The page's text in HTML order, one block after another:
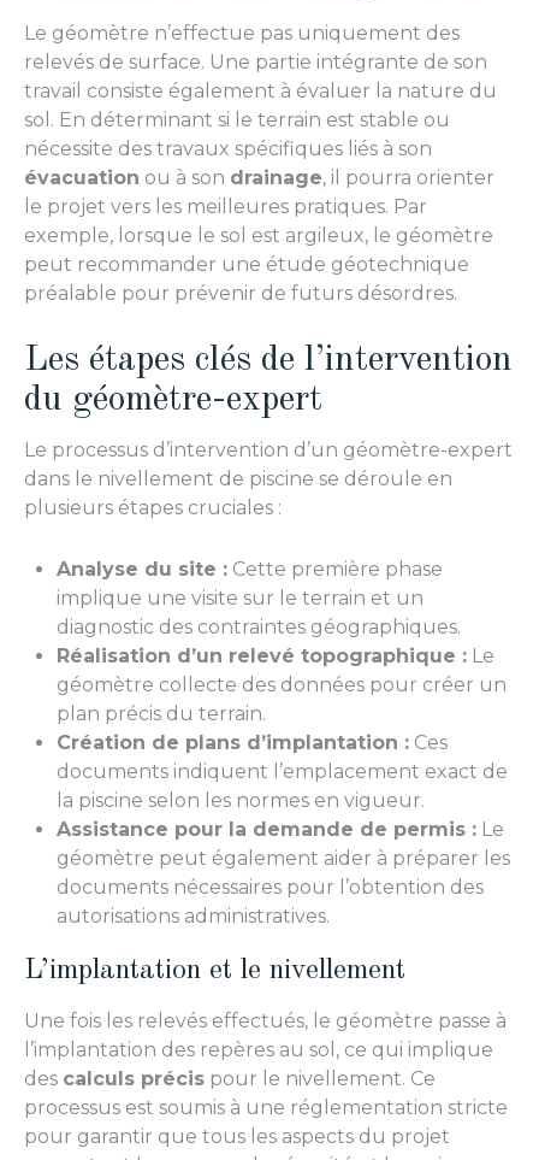
Le géomètre n’effectue pas uniquement des
relevés de surface. Une partie intégrante de son
travail consiste également à évaluer la nature du
sol. En déterminant si le terrain est stable ou
nécessite des travaux spécifiques liés à son
évacuation ou à son drainage, il pourra orienter
le projet vers les meilleures pratiques. Par
exemple, lorsque le sol est argileux, le géomètre
peut recommander une étude géotechnique
préalable pour prévenir de futurs désordres.
Les étapes clés de l’intervention
du géomètre-expert
Le processus d’intervention d’un géomètre-expert
dans le nivellement de piscine se déroule en
plusieurs étapes cruciales :
Analyse du site : Cette première phase
implique une visite sur le terrain et un
diagnostic des contraintes géographiques.
Réalisation d’un relevé topographique : Le
géomètre collecte des données pour créer un
plan précis du terrain.
Création de plans d’implantation : Ces
documents indiquent l’emplacement exact de
la piscine selon les normes en vigueur.
Assistance pour la demande de permis : Le
géomètre peut également aider à préparer les
documents nécessaires pour l’obtention des
autorisations administratives.
L’implantation et le nivellement
Une fois les relevés effectués, le géomètre passe à
l’implantation des repères au sol, ce qui implique
des calculs précis pour le nivellement. Ce
processus est soumis à une réglementation stricte
pour garantir que tous les aspects du projet